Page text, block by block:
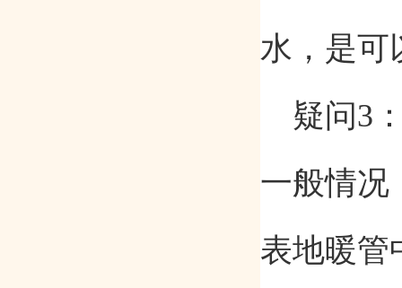
水，是可
疑问3
一般情况
表地暖管